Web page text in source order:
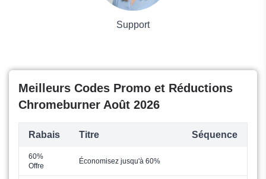
Support
Meilleurs Codes Promo et Réductions
Chromeburner Août 2026
Rabais Titre Séquence
60%
Offre
Économisez jusqu'à 60%